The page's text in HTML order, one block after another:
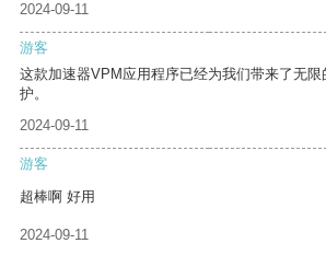
2024-09-11
游客
这款加速器VPM应用程序已经为我们带来了无
护。
2024-09-11
游客
超棒啊 好用
2024-09-11